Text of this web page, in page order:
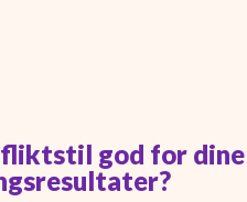
god for dine